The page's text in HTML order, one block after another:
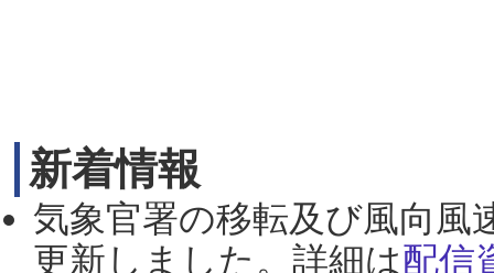
新着情報
気象官署の移転及び風向風
更新しました。詳細は配信